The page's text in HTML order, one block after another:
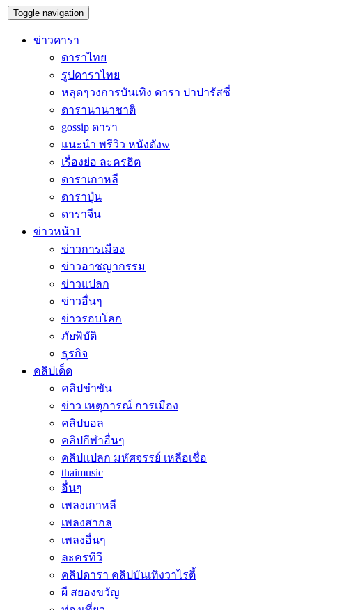
Toggle navigation
ข่าวดารา
ดาราไทย
รูปดาราไทย
หลุดๆวงการบันเทิง ดารา ปาปารัสซี่
ดารานานาชาติ
gossip ดารา
แนะนำ พรีวิว หนังดังw
เรื่องย่อ ละครฮิต
ดาราเกาหลี
ดาราปุ่น
ดาราจีน
ข่าวหน้า1
ข่าวการเมือง
ข่าวอาชญากรรม
ข่าวแปลก
ข่าวอื่นๆ
ข่าวรอบโลก
ภัยพิบัติ
ธุรกิจ
คลิปเด็ด
คลิปขำขัน
ข่าว เหตุการณ์ การเมือง
คลิปบอล
คลิปกีฬาอื่นๆ
คลิปแปลก มหัศจรรย์ เหลือเชื่อ
thaimusic
อื่นๆ
เพลงเกาหลี
เพลงสากล
เพลงอื่นๆ
ละครทีวี
คลิปดารา คลิปบันเทิงวาไรตี้
ผี สยองขวัญ